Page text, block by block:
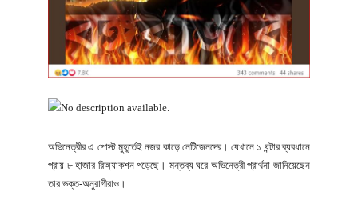
অভিনেত্রীর এ পোস্ট মুহূর্তেই নজর কাড়ে নেটিজেনদের। যেখানে ১ ঘন্টার ব্যবধানে
প্রায় ৮ হাজার রিঅ্যাকশন পড়েছে। মন্তব্য ঘরে অভিনেত্রী প্রার্থনা জানিয়েছেন
তার ভক্ত-অনুরাগীরাও।